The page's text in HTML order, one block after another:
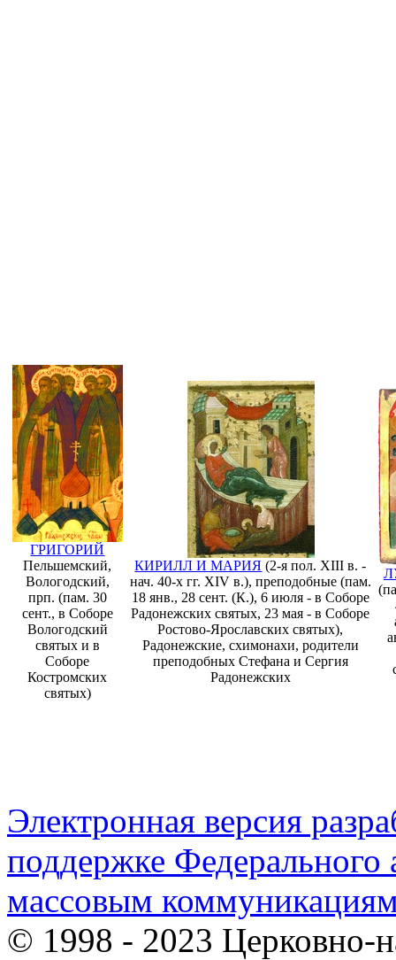
ГРИГОРИЙ
Пельшемский,
Вологодский,
прп. (пам. 30
сент., в Соборе
Вологодский
святых и в
Соборе
Костромских
святых)
КИРИЛЛ И МАРИЯ (2-я пол. XIII в. -
нач. 40-х гг. XIV в.), преподобные (пам.
18 янв., 28 сент. (К.), 6 июля - в Соборе
Радонежских святых, 23 мая - в Соборе
Ростово-Ярославских святых),
Радонежские, схимонахи, родители
преподобных Стефана и Сергия
Радонежских
Электронная версия
поддержке Федерального
массовым
© 1998 - 2023 Церковно-